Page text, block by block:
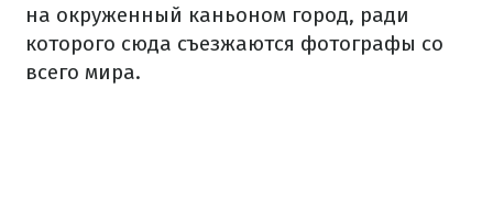
на окруженный каньоном город, ради
которого сюда съезжаются фотографы со
всего мира.